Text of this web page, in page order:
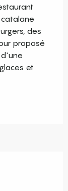
des
proposé
et